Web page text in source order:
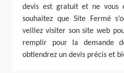
devis est gratuit et ne vous
souhaitez que Site Fermé
veillez visiter son site web
remplir pour la demande
obtiendrez un devis précis et